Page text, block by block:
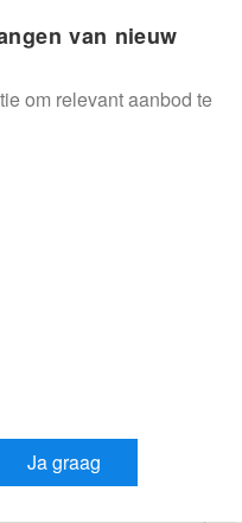
in contact met de
van nieuw
om relevant aanbod te
Ja graag